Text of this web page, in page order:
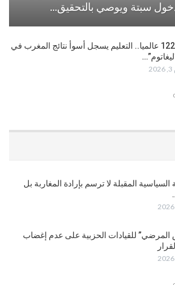
سبتة ويوصي بالتحقيق…
المرتبة 122 عالميا.. التعليم يسجل أسوأ نتائج المغرب في
السياسية المقبلة لا ترسم بإرادة المغاربة بل
المرضي” للقيادات الحزبية على عدم إغضاب